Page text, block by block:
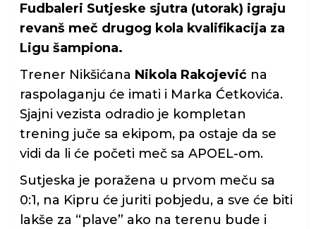
Fudbaleri Sutjeske sjutra (utorak) igraju
revanš meč drugog kola kvalifikacija za
Ligu šampiona.
Trener Nikšićana Nikola Rakojevićna
raspolaganju će imati i Marka Ćetkovića.
Sjajni vezista odradio je kompletan
trening juče sa ekipom, pa ostaje da se
vidi da li će početi meč sa APOEL-om.
Sutjeska je poražena u prvom meču sa
0:1, na Kipru će juriti pobjedu, a sve će biti
lakše za “plave” ako na terenu bude i